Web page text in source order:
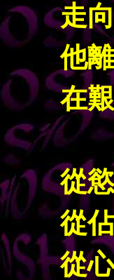
走向
他
在艱
從慾
從佔
從心